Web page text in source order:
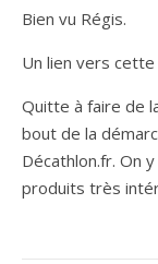
Bien vu Régis.
Un lien vers cette
Quitte à faire de
bout de la
Décathlon.fr. On
produits très